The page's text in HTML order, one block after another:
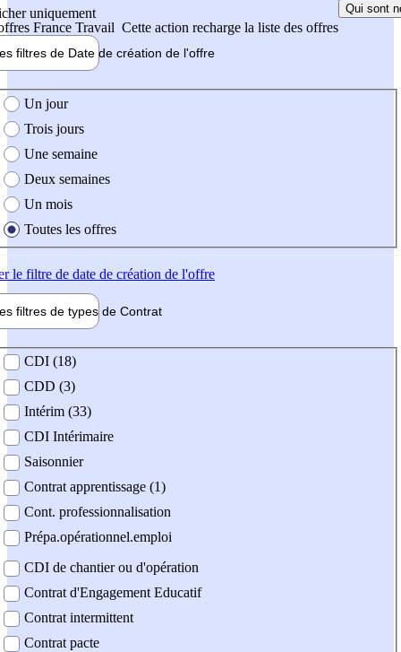
uniquement
France Travail Cette action recharge la liste des offres
Qui sont
filtres de Date de création de l'offre
création de l'offre
Un jour
Trois jours
Une semaine
Deux semaines
Un mois
Toutes les offres
le filtre de date de création de l'offre
filtres de types de Contrat
contrat
CDI (18)
CDD (3)
Intérim (33)
CDI Intérimaire
Saisonnier
Contrat apprentissage (1)
Cont. professionnalisation
Prépa.opérationnel.emploi
CDI de chantier ou d'opération
Contrat d'Engagement Educatif
Contrat intermittent
Contrat pacte